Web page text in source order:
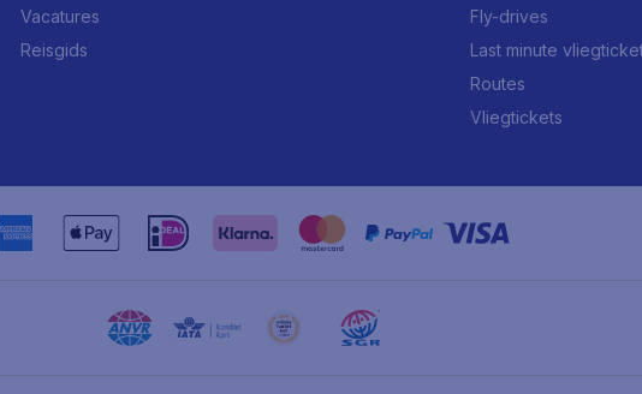
Vacatures
Reisgids
Fly-drives
Last minute
Routes
Vliegtickets